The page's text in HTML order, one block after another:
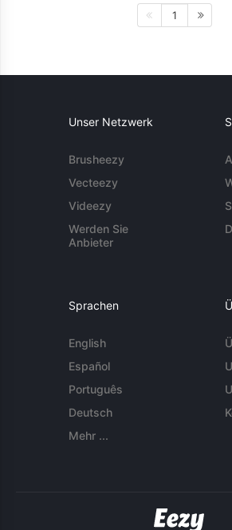
1
Unser Netzwerk
Brusheezy
Vecteezy
Videezy
Werden Sie
Anbieter
Sprachen
English
Español
Português
Deutsch
Mehr ...